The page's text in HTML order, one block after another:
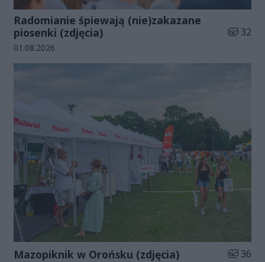
Radomianie śpiewają (nie)zakazane
piosenki (zdjęcia)
Liczba
32
Data dodania galerii:
01.08.2026
Mazopiknik w Orońsku (zdjęcia) Liczba
36